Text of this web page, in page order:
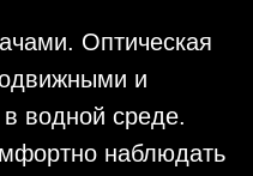
Оптическая
и
водной среде.
наблюдать